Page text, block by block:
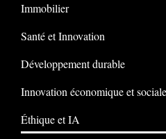
Immobilier
Santé et Innovation
Développement durable
Innovation économique et sociale
Éthique et IA